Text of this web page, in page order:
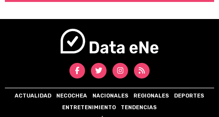
ACTUALIDAD NECOCHEA NACIONALES REGIONALES
DEPORTES
ENTRETENIMIENTO
TENDENCIAS